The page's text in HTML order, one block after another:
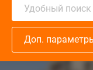
Удобный поиск
Доп.